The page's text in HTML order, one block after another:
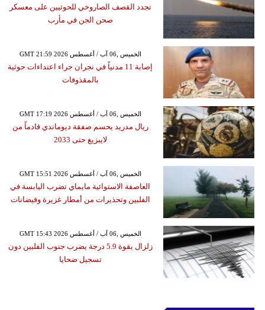
تجدد القصف الصاروخي للحوثيين على معسكر
صحن الجن في مأرب
GMT 21:59 2026 الخميس ,06 آب / أغسطس
إصابة 11 مدنياً في نجران جراء اعتداءات حوثية
بالمقذوفات
GMT 17:19 2026 الخميس ,06 آب / أغسطس
ريال مدريد يحسم صفقة ديوماندي قادماً من
لايبزيغ حتى 2033
GMT 15:51 2026 الخميس ,06 آب / أغسطس
العاصفة الاستوائية مايماي تضرب اليابسة في
الفلبين وتحذيرات من أمطار غزيرة وفيضانات
GMT 15:43 2026 الخميس ,06 آب / أغسطس
زلزال بقوة 5.9 درجة يضرب جنوب الفلبين دون
تسجيل ضحايا